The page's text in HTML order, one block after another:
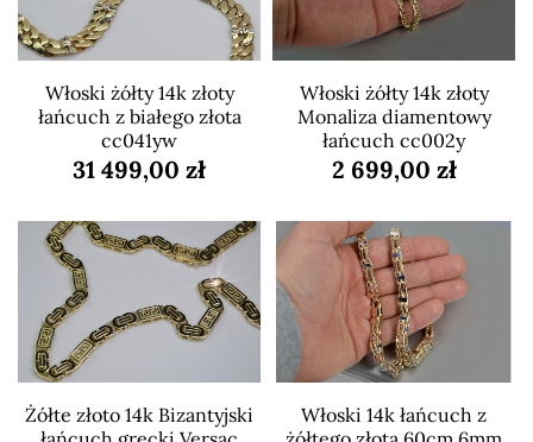
Włoski żółty 14k złoty
łańcuch z białego złota
cc041yw
31 499,00 zł
Włoski żółty 14k złoty
Monaliza diamentowy
łańcuch cc002y
2 699,00 zł
Żółte złoto 14k Bizantyjski
Włoski 14k łańcuch z